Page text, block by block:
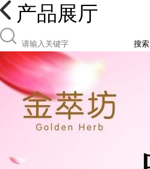
产品展厅
搜索